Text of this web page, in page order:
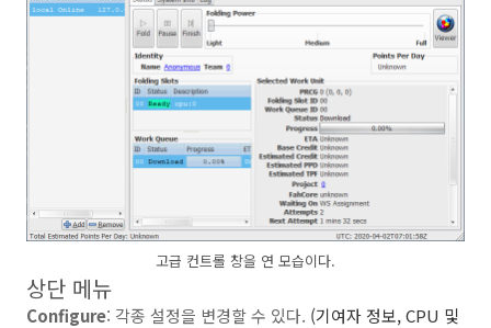
고급 컨트롤 창을 연 모습이다.
상단 메뉴
Configure: 각종 설정을 변경할 수 있다. (기여자 정보, CPU 및